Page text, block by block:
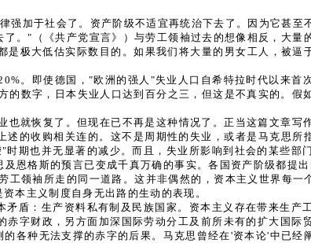
加于社会了。资产阶级不适宜再统治下去了。因为它甚至
。"（《共产党宣言》）与劳工领袖过去的想像相反，大量
极大低估实际数目的。如果我们将大量的男女工人，被逼
。即使德国，"欧洲的强人"失业人口自希特拉时代以来首
数字，日本失业人口达到百分之三，但这是不真实的。假
就恢复了。但现在已不再是这种情况了。正当这篇文章写
的收购相关连的。这不是周期性的失业，或者是马克思所
也并无显著的减少。而且，失业所影响到社会的某些部
恩格斯的预言已变成千真万确的事实。各国资产阶级都提
领袖所走的同一道路。这并非偶然的，资本主义世界每一
本主义制度自身无出路的生动的表现。
盾：生产资料私有制及民族国家。资本主义存在带来生产
字财政，另方面加深国际劳动分工及前所未有的扩大国际
各种无法支撑的赤字的后果。马克思曾经在'资本论'中已经